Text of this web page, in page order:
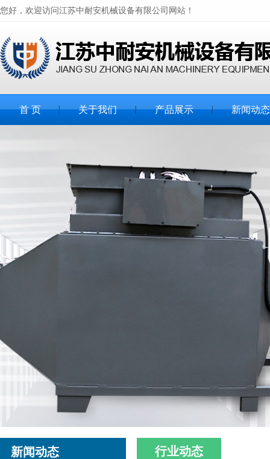
您好，欢迎访问江苏中耐安机械设备有限公司网站！
首 页 关于我们 产品展示
电加热管
新闻动态
新闻动态 行业动态